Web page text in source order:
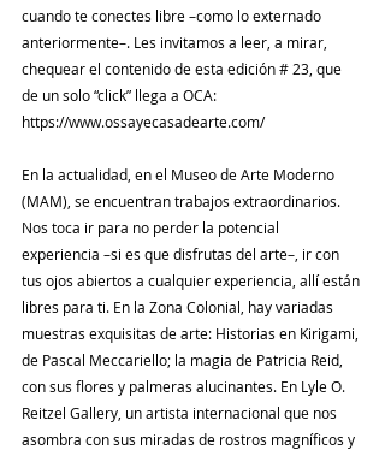
cuando te conectes libre –como lo externado
anteriormente–. Les invitamos a leer, a mirar,
chequear el contenido de esta edición # 23, que
de un solo “click” llega a OCA:
https://www.ossayecasadearte.com/
En la actualidad, en el Museo de Arte Moderno
(MAM), se encuentran trabajos extraordinarios.
Nos toca ir para no perder la potencial
experiencia –si es que disfrutas del arte–, ir con
tus ojos abiertos a cualquier experiencia, allí están
libres para ti. En la Zona Colonial, hay variadas
muestras exquisitas de arte: Historias en Kirigami,
de Pascal Meccariello; la magia de Patricia Reid,
con sus flores y palmeras alucinantes. En Lyle O.
Reitzel Gallery, un artista internacional que nos
asombra con sus miradas de rostros magníficos y